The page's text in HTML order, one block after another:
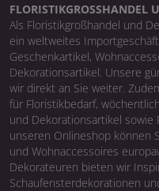
FLORISTIKGROSSHANDEL
Als Floristikgroßhandel und
ein weltweites
Geschenkartikel,
Dekorationsartikel. Unsere
wir direkt an Sie weiter.
für Floristikbedarf,
und Dekorationsartikel sowie
unseren Onlineshop können
und Wohnaccessoires
Dekorateuren bieten wir
Schaufensterdekorationen